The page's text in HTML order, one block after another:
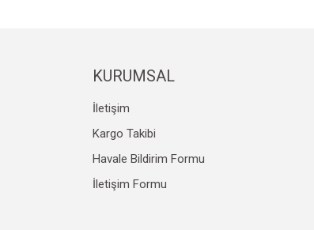
KURUMSAL
İletişim
Kargo Takibi
Havale Bildirim Formu
İletişim Formu